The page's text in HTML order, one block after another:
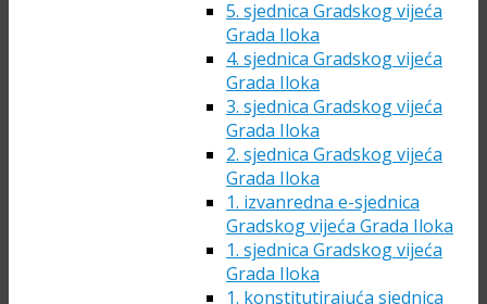
5. sjednica Gradskog vijeća
Grada Iloka
4. sjednica Gradskog vijeća
Grada Iloka
3. sjednica Gradskog vijeća
Grada Iloka
2. sjednica Gradskog vijeća
Grada Iloka
1. izvanredna e-sjednica
Gradskog vijeća Grada Iloka
1. sjednica Gradskog vijeća
Grada Iloka
1. konstitutirajuća sjednica